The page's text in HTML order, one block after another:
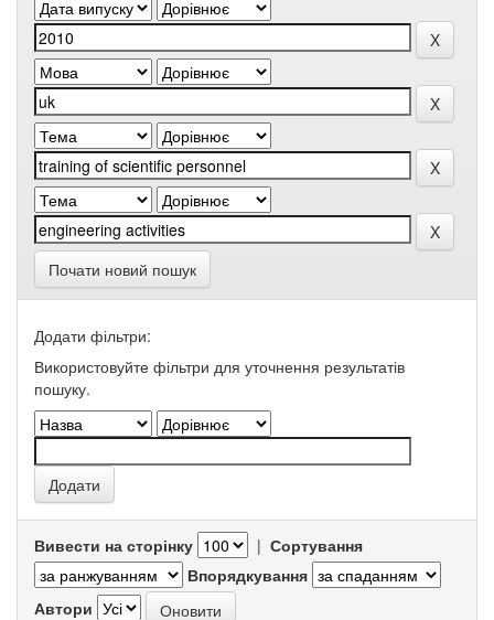
Почати новий пошук
Додати фільтри:
Використовуйте фільтри для уточнення результатів
пошуку.
Вивести на сторінку | Сортування
Впорядкування
Автори